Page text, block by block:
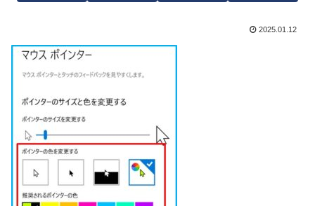
2025.01.12